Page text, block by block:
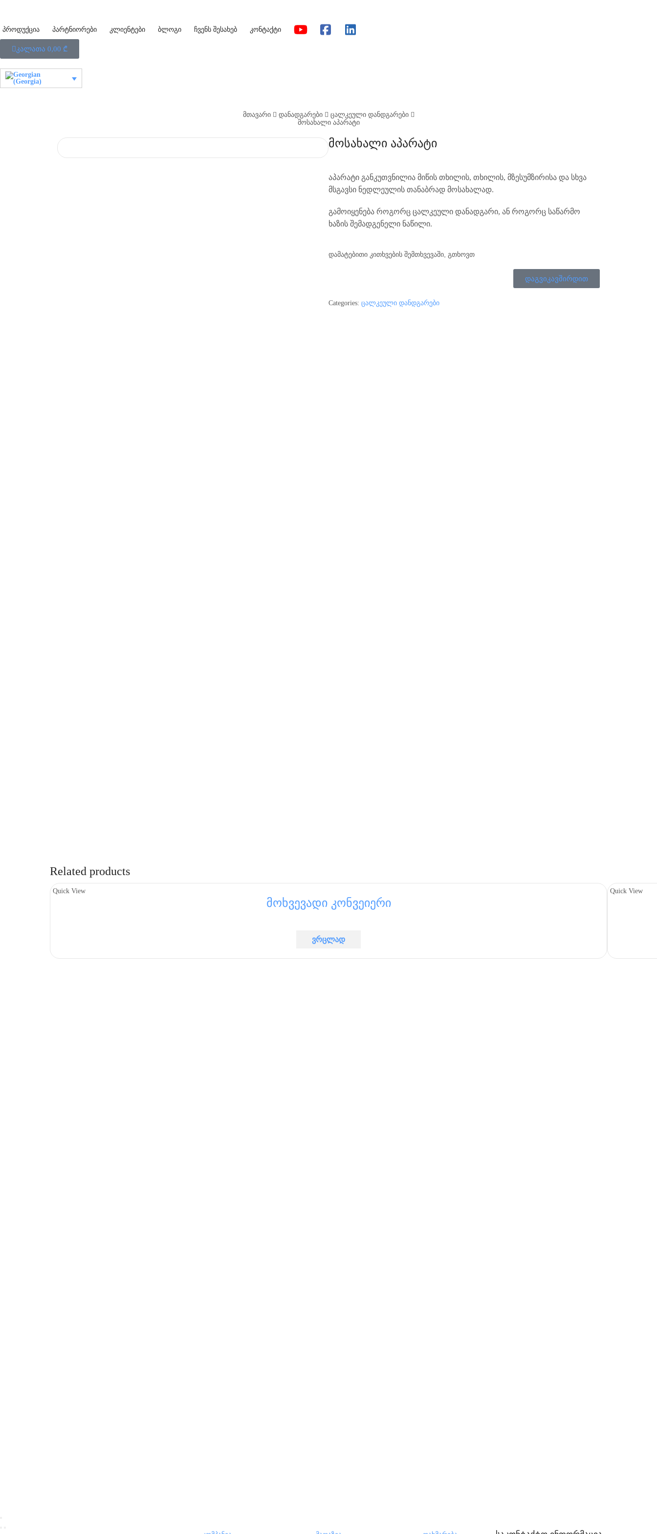
პროდუქცია პარტნიორები კლიენტები ბლოგი ჩვენს შესახებ კონტაქტი
კალათა 0,00 ₾
მთავარი დანადგარები
ცალკეული დანდგარები
მოსახალი აპარატი
მოსახალი აპარატი
აპარატი განკუთვნილია მიწის თხილის, თხილის, მზესუმზირისა და სხვა
მსგავსი ნედლეულის თანაბრად მოსახალად.
გამოიყენება როგორც ცალკეული დანადგარი, ან როგორც საწარმო
ხაზის შემადგენელი ნაწილი.
დამატებითი კითხვების შემთხვევაში, გთხოვთ
დაგვიკავშირდით
Categories: ცალკეული დანდგარები
Related products
Quick View
მოხვევადი კონვეიერი
ვრცლად
Quick View